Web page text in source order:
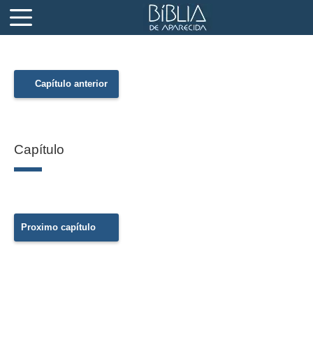
Capítulo anterior
Capítulo
Proximo capítulo